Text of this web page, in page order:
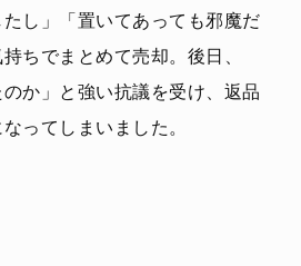
し」「置いてあっても邪魔だ
ちでまとめて売却。後日、
のか」と強い抗議を受け、返品
ってしまいました。